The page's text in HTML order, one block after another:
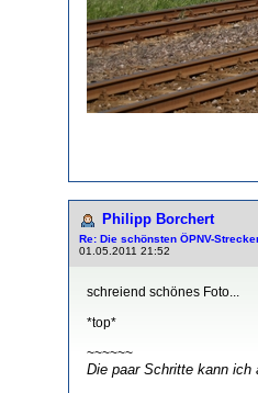
Philipp Borchert
Re: Die schönsten ÖPNV-
01.05.2011 21:52
schreiend schönes Foto...
*top*
~~~~~~
Die paar Schritte kann ich